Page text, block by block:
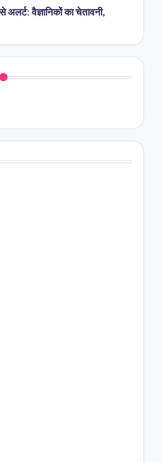
वैज्ञानिकों का चेतावनी,